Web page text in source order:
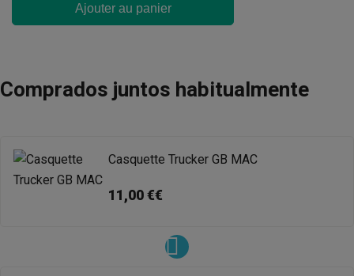
Ajouter au panier
Comprados juntos habitualmente
Casquette Trucker GB MAC
11,00 €€